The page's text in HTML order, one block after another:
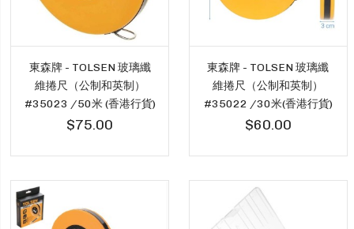
東森牌 - TOLSEN 玻璃纖
維捲尺（公制和英制）
#35023 /50米 (香港行貨)
$75.00
東森牌 - TOLSEN 玻璃纖
維捲尺（公制和英制）
#35022 /30米(香港行貨)
$60.00